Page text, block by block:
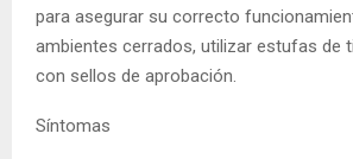
para asegurar su correcto
ambientes cerrados, utilizar estufas de
con sellos de aprobación.
Síntomas